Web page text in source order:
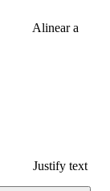
Alinear a
Justify text